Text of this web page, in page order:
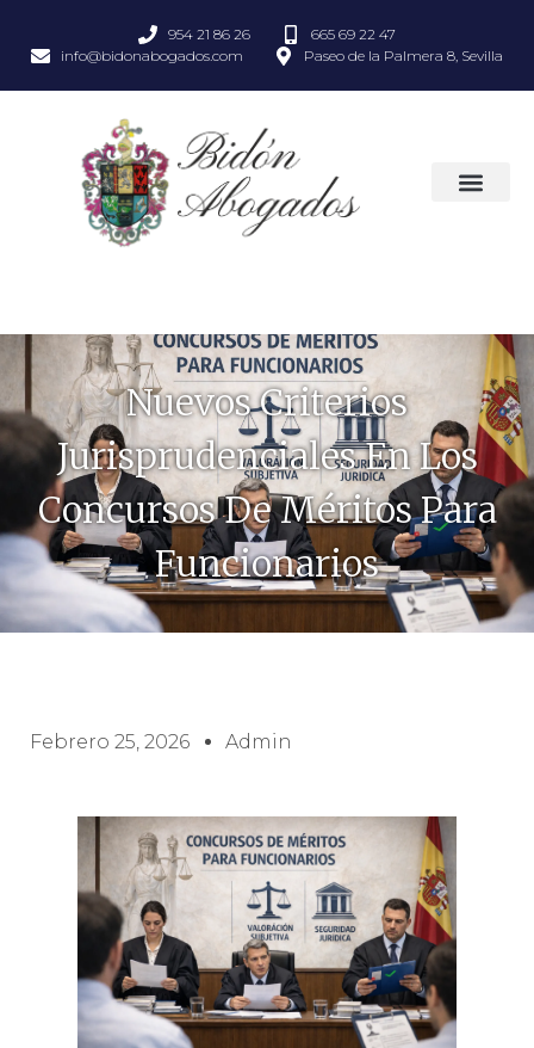
954 21 86 26
665 69 22 47
info@bidonabogados.com
Paseo de la Palmera 8, Sevilla
Nuevos Criterios
Jurisprudenciales En Los
Concursos De Méritos Para
Funcionarios
Febrero 25, 2026 Admin